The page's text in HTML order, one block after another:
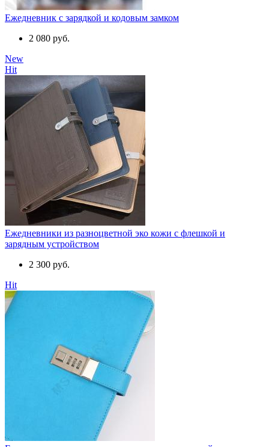
Ежедневник с зарядкой и кодовым замком
2 080 руб.
New
Hit
Ежедневники из разноцветной эко кожи с флешкой и
зарядным устройством
2 300 руб.
Hit